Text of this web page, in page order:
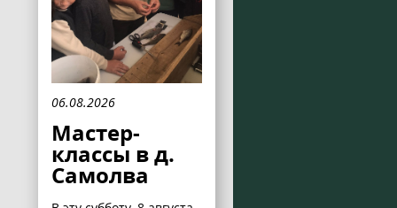
06.08.2026
Мастер-
классы в д.
Самолва